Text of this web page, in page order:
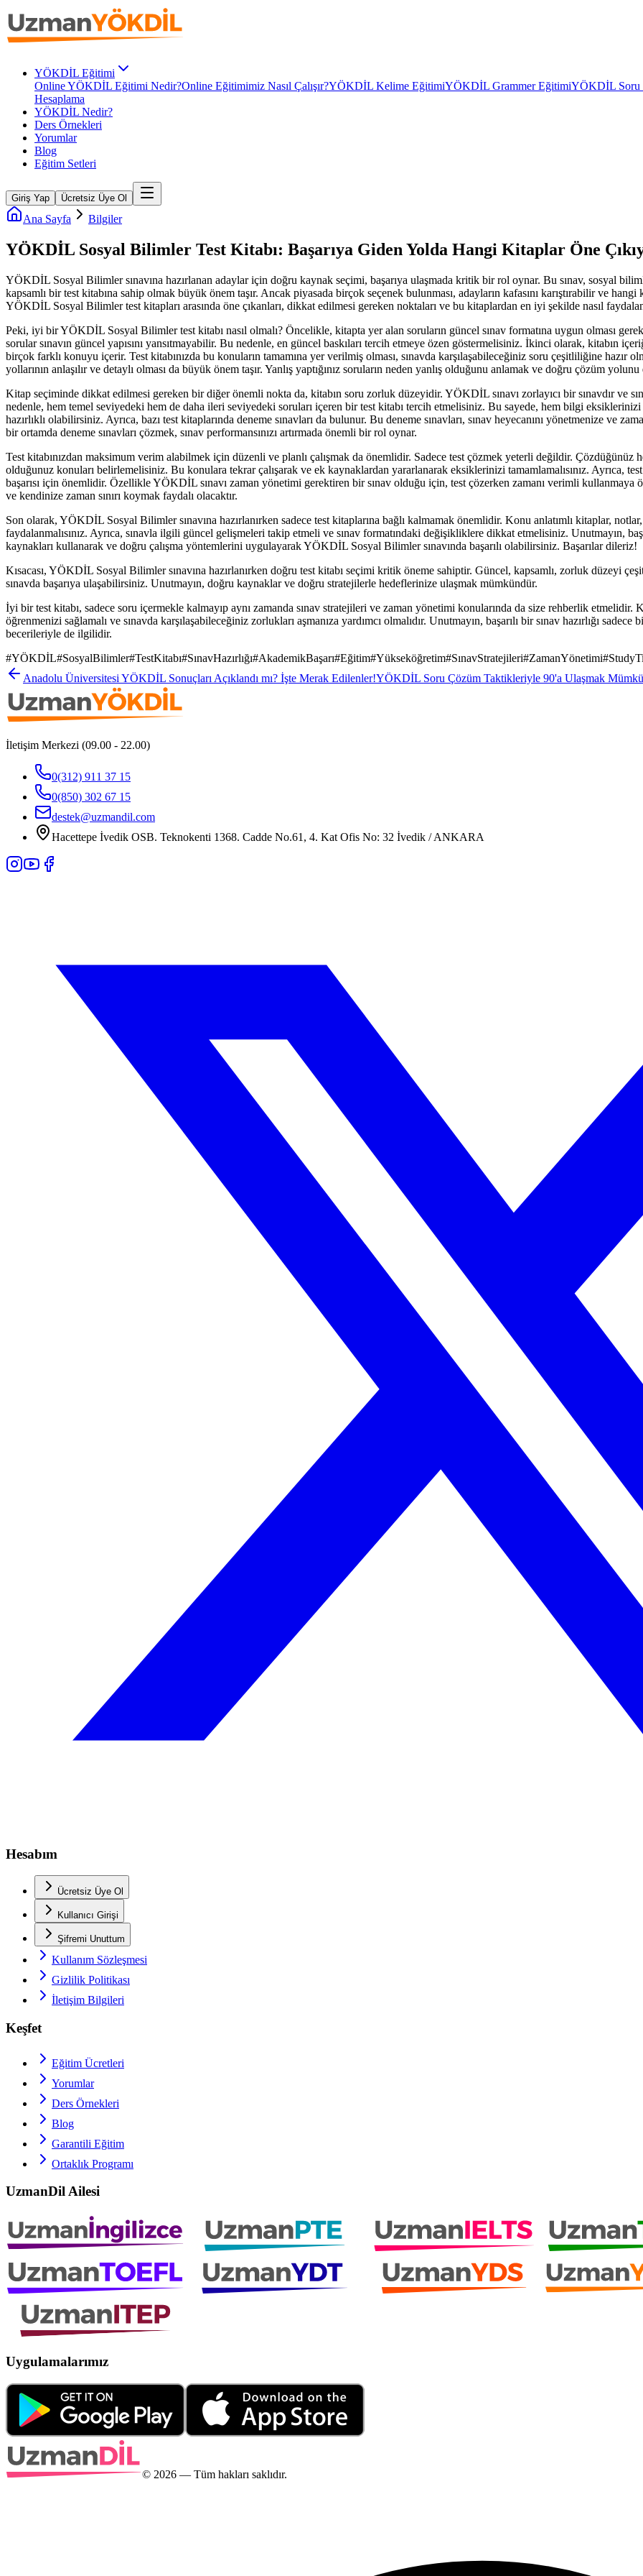
YÖKDİL Eğitimi
Online YÖKDİL Eğitimi Nedir?Online Eğitimimiz Nasıl Çalışır?YÖKDİL Kelime EğitimiYÖKDİL Grammer EğitimiYÖKDİL Soru
Hesaplama
YÖKDİL Nedir?
Ders Örnekleri
Yorumlar
Blog
Eğitim Setleri
Giriş Yap Ücretsiz Üye Ol
Ana Sayfa Bilgiler
YÖKDİL Sosyal Bilimler Test Kitabı: Başarıya Giden Yolda Hangi Kitaplar Öne
YÖKDİL Sosyal Bilimler sınavına hazırlanan adaylar için doğru kaynak seçimi, başarıya ulaşmada kritik bir rol oynar. Bu sınav, sosyal
kapsamlı bir test kitabına sahip olmak büyük önem taşır. Ancak piyasada birçok seçenek bulunması, adayların kafasını karıştırabilir ve
YÖKDİL Sosyal Bilimler test kitapları arasında öne çıkanları, dikkat edilmesi gereken noktaları ve bu kitaplardan en iyi şekilde nasıl
Peki, iyi bir YÖKDİL Sosyal Bilimler test kitabı nasıl olmalı? Öncelikle, kitapta yer alan soruların güncel sınav formatına uygun olması
sorular sınavın güncel yapısını yansıtmayabilir. Bu nedenle, en güncel baskıları tercih etmeye özen göstermelisiniz. İkinci olarak, kitabın
birçok farklı konuyu içerir. Test kitabınızda bu konuların tamamına yer verilmiş olması, sınavda karşılaşabileceğiniz soru çeşitliliğine hazır
yollarının anlaşılır ve detaylı olması da büyük önem taşır. Yanlış yaptığınız soruların neden yanlış olduğunu anlamak ve doğru çözüm
Kitap seçiminde dikkat edilmesi gereken bir diğer önemli nokta da, kitabın soru zorluk düzeyidir. YÖKDİL sınavı zorlayıcı bir sınavdır ve
nedenle, hem temel seviyedeki hem de daha ileri seviyedeki soruları içeren bir test kitabı tercih etmelisiniz. Bu sayede, hem bilgi eksiklerinizi
hazırlıklı olabilirsiniz. Ayrıca, bazı test kitaplarında deneme sınavları da bulunur. Bu deneme sınavları, sınav heyecanını yönetmenize ve
bir ortamda deneme sınavları çözmek, sınav performansınızı artırmada önemli bir rol oynar.
Test kitabınızdan maksimum verim alabilmek için düzenli ve planlı çalışmak da önemlidir. Sadece test çözmek yeterli değildir. Çözdüğünüz
olduğunuz konuları belirlemelisiniz. Bu konulara tekrar çalışarak ve ek kaynaklardan yararlanarak eksiklerinizi tamamlamalısınız. Ayrıca,
başarısı için önemlidir. Özellikle YÖKDİL sınavı zaman yönetimi gerektiren bir sınav olduğu için, test çözerken zamanı verimli
ve kendinize zaman sınırı koymak faydalı olacaktır.
Son olarak, YÖKDİL Sosyal Bilimler sınavına hazırlanırken sadece test kitaplarına bağlı kalmamak önemlidir. Konu anlatımlı kitaplar,
faydalanmalısınız. Ayrıca, sınavla ilgili güncel gelişmeleri takip etmeli ve sınav formatındaki değişikliklere dikkat etmelisiniz. Unutmayın,
kaynakları kullanarak ve doğru çalışma yöntemlerini uygulayarak YÖKDİL Sosyal Bilimler sınavında başarılı olabilirsiniz. Başarılar dileriz!
Kısacası, YÖKDİL Sosyal Bilimler sınavına hazırlanırken doğru test kitabı seçimi kritik öneme sahiptir. Güncel, kapsamlı, zorluk düzeyi
sınavda başarıya ulaşabilirsiniz. Unutmayın, doğru kaynaklar ve doğru stratejilerle hedeflerinize ulaşmak mümkündür.
İyi bir test kitabı, sadece soru içermekle kalmayıp aynı zamanda sınav stratejileri ve zaman yönetimi konularında da size rehberlik etmelidir.
öğrenmenizi sağlamalı ve sınavda karşılaşabileceğiniz zorlukları aşmanıza yardımcı olmalıdır. Unutmayın, başarılı bir sınav hazırlığı
becerileriyle de ilgilidir.
#YÖKDİL#SosyalBilimler#TestKitabı#SınavHazırlığı#AkademikBaşarı#Eğitim#Yükseköğretim#SınavStratejileri#ZamanYönetimi#
Anadolu Üniversitesi YÖKDİL Sonuçları Açıklandı mı? İşte Merak Edilenler!YÖKDİL Soru Çözüm Taktikleriyle 90'a Ulaşmak
İletişim Merkezi (09.00 - 22.00)
0(312) 911 37 15
0(850) 302 67 15
destek@uzmandil.com
Hacettepe İvedik OSB. Teknokenti 1368. Cadde No.61, 4. Kat Ofis No: 32 İvedik / ANKARA
Hesabım
Ücretsiz Üye Ol
Kullanıcı Girişi
Şifremi Unuttum
Kullanım Sözleşmesi
Gizlilik Politikası
İletişim Bilgileri
Keşfet
Eğitim Ücretleri
Yorumlar
Ders Örnekleri
Blog
Garantili Eğitim
Ortaklık Programı
UzmanDil Ailesi
Uygulamalarımız
© 2026 — Tüm hakları saklıdır.